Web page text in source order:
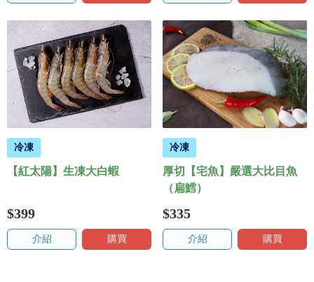
冷凍
【紅太陽】生凍大白蝦
$399
介紹 購買
冷凍
厚切【宅魚】嚴選大比目魚
（扁鱈）
$335
介紹 購買